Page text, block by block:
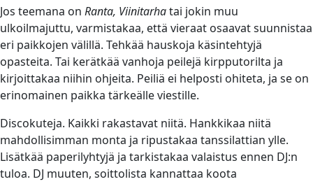
Jos teemana on Ranta, Viinitarhatai jokin muu
ulkoilmajuttu, varmistakaa, että vieraat osaavat suunnistaa
eri paikkojen välillä. Tehkää hauskoja käsintehtyjä
opasteita. Tai kerätkää vanhoja peilejä kirpputorilta ja
kirjoittakaa niihin ohjeita. Peiliä ei helposti ohiteta, ja se on
erinomainen paikka tärkeälle viestille.
Discokuteja. Kaikki rakastavat niitä. Hankkikaa niitä
mahdollisimman monta ja ripustakaa tanssilattian ylle.
Lisätkää paperilyhtyjä ja tarkistakaa valaistus ennen DJ:n
tuloa. DJ muuten, soittolista kannattaa koota